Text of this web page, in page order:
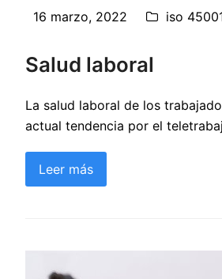
16 marzo, 2022 iso
Salud laboral
La salud laboral de los
actual tendencia por el
Leer más